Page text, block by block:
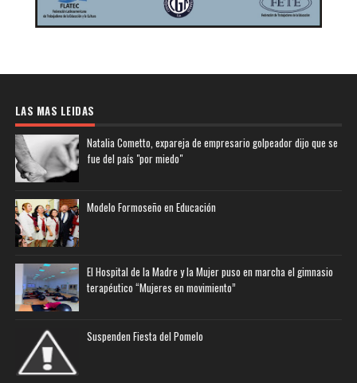
LAS MAS LEIDAS
Natalia Cometto, expareja de empresario golpeador dijo que se
fue del país "por miedo"
Modelo Formoseño en Educación
El Hospital de la Madre y la Mujer puso en marcha el gimnasio
terapéutico “Mujeres en movimiento”
Suspenden Fiesta del Pomelo